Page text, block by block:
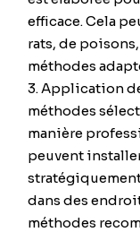
efficace. Cela
rats, de
méthodes
Application
méthodes
manière
peuvent
dans des
méthodes